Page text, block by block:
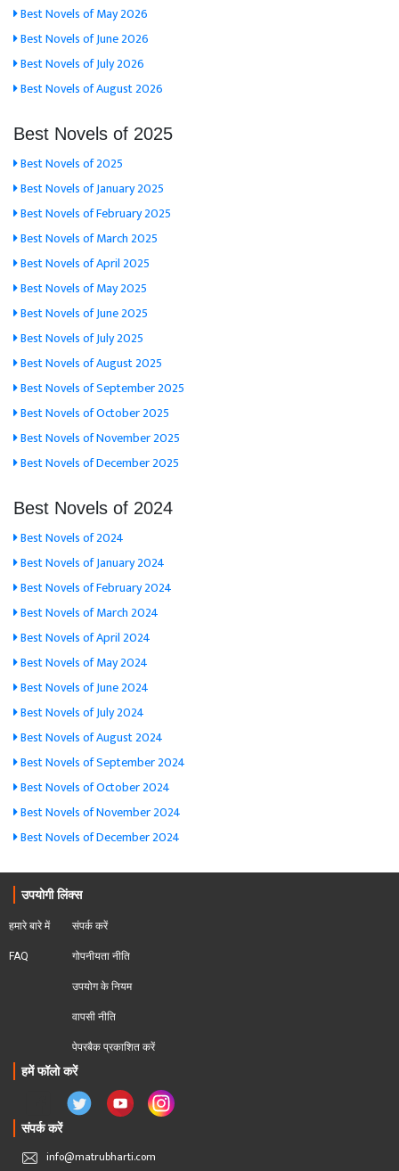
Best Novels of May 2026
Best Novels of June 2026
Best Novels of July 2026
Best Novels of August 2026
Best Novels of 2025
Best Novels of 2025
Best Novels of January 2025
Best Novels of February 2025
Best Novels of March 2025
Best Novels of April 2025
Best Novels of May 2025
Best Novels of June 2025
Best Novels of July 2025
Best Novels of August 2025
Best Novels of September 2025
Best Novels of October 2025
Best Novels of November 2025
Best Novels of December 2025
Best Novels of 2024
Best Novels of 2024
Best Novels of January 2024
Best Novels of February 2024
Best Novels of March 2024
Best Novels of April 2024
Best Novels of May 2024
Best Novels of June 2024
Best Novels of July 2024
Best Novels of August 2024
Best Novels of September 2024
Best Novels of October 2024
Best Novels of November 2024
Best Novels of December 2024
उपयोगी लिंक्स
हमारे बारे में
FAQ
संपर्क करें
गोपनीयता नीति
उपयोग के नियम
वापसी नीति
पेपरबैक प्रकाशित करें
हमें फॉलो करें
संपर्क करें
info@matrubharti.com